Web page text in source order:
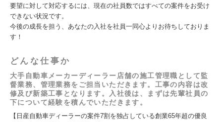
要望に対して対応するには、現在の社員数ではすべての案件をお受け
できない状況です。
今後の成長を担う、あなたの入社を社員一同心よりお待ちしておりま
す！
どんな仕事か
大手自動車メーカーディーラー店舗の施工管理職として監
督業務、管理業務をご担当いただきます。工事の内容は改
修及び新築工事となります。入社後は、まずは先輩社員の
下について経験を積んでいただきます。
【日産自動車ディーラーの案件7割を独占している創業65年超の優良